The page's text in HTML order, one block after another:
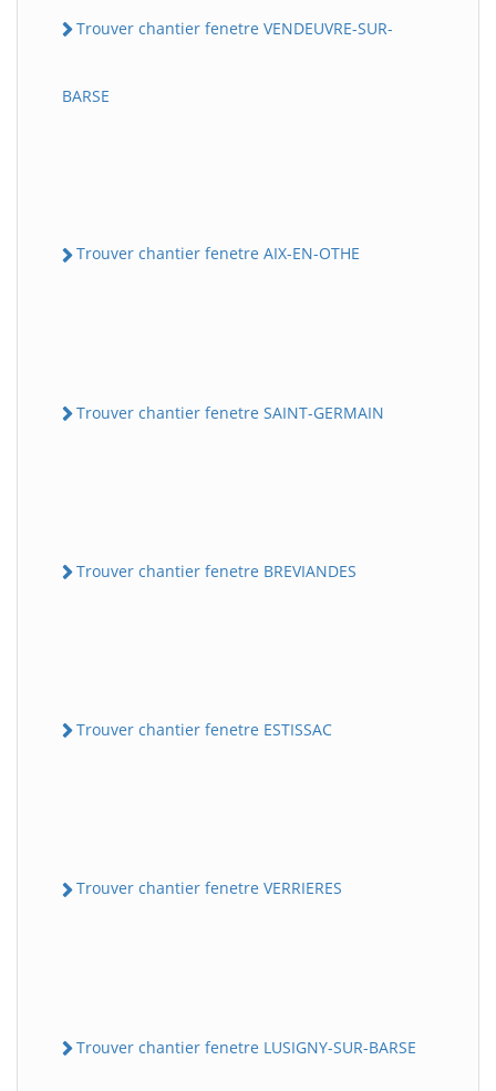
Trouver chantier fenetre VENDEUVRE-SUR-
BARSE
Trouver chantier fenetre AIX-EN-OTHE
Trouver chantier fenetre SAINT-GERMAIN
Trouver chantier fenetre BREVIANDES
Trouver chantier fenetre ESTISSAC
Trouver chantier fenetre VERRIERES
Trouver chantier fenetre LUSIGNY-SUR-BARSE